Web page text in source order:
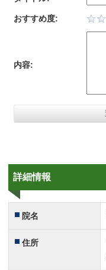
おすすめ度:
内容:
詳細情報
院名
住所